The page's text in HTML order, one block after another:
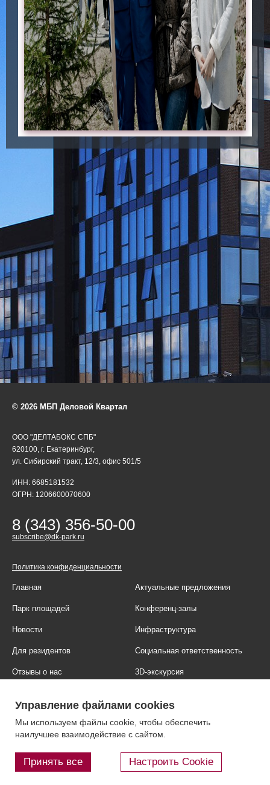
© 2026 МБП Деловой Квартал
ООО "ДЕЛТАБОКС СПБ"
620100, г. Екатеринбург,
ул. Сибирский тракт, 12/3, офис 501/5
ИНН: 6685181532
ОГРН: 1206600070600
8 (343) 356-50-00
subscribe@dk-park.ru
Политика конфиденциальности
Главная Актуальные предложения
Парк площадей Конференц-залы
Новости Инфраструктура
Для резидентов Социальная ответственность
Отзывы о нас 3D-экскурсия
Контакты
Управление файлами cookies
Мы используем файлы cookie, чтобы обеспечить
наилучшее взаимодействие с сайтом.
Принять все Настроить Cookie